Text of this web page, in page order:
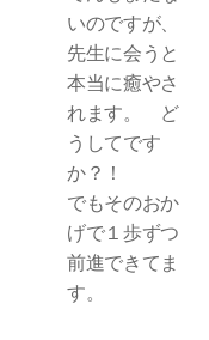
いのですが、
先生に会うと
本当に癒やさ
れます。 ど
うしてです
か？！
でもそのおか
げで１歩ずつ
前進できてま
す。